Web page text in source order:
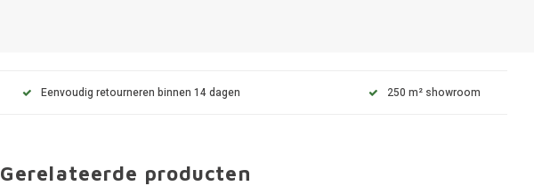
Eenvoudig retourneren binnen 14 dagen 250 m² showroom
Gerelateerde producten